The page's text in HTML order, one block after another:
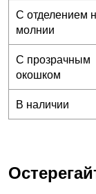
С отделением
молнии
С прозрачным
окошком
В наличии